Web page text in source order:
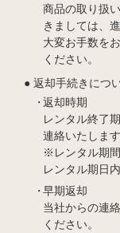
商品の取り扱
きましては、
大変お手数を
ください。
返却手続きにつ
返却時期
レンタル終了
連絡いたしま
※レンタル期
レンタル期日
早期返却
当社からの連
ください。